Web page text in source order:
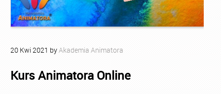
20 Kwi 2021 byAkademia Animatora
Kurs Animatora Online